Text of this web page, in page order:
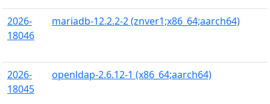
2026-
18046
mariadb-12.2.2-2 (znver1;x86_64;aarch64)
2026-
18045
openldap-2.6.12-1 (x86_64;aarch64)